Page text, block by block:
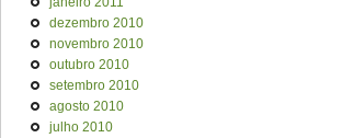
dezembro 2010
novembro 2010
outubro 2010
setembro 2010
agosto 2010
julho 2010